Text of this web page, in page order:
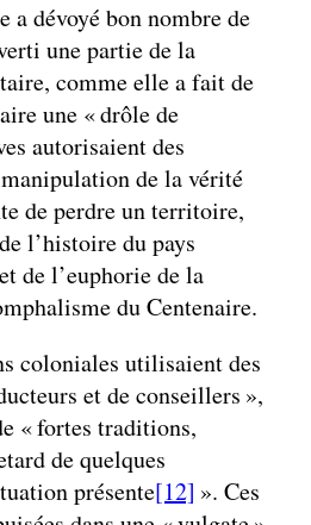
a dévoyé bon nombre de
une partie de la
comme elle a fait de
une « drôle de
autorisaient des
de la vérité
de perdre un territoire,
l’histoire du pays
de l’euphorie de la
du Centenaire.
coloniales utilisaient des
et de conseillers »,
« fortes traditions,
de quelques
présente[12] ». Ces